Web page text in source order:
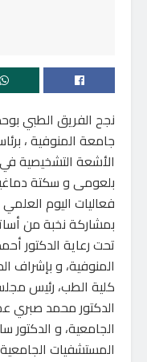
نجح الفريق الطبي
جامعة المنوفية ،
الأشعة التشخيصية
بلعومى و سكتة
فعاليات اليوم
بمشاركة نخبة من
تحت رعاية الدكتور
المنوفية، و بإشراف
كلية الطب، رئيس
الدكتور محمد صبري
الجامعية، و
المستشفيات